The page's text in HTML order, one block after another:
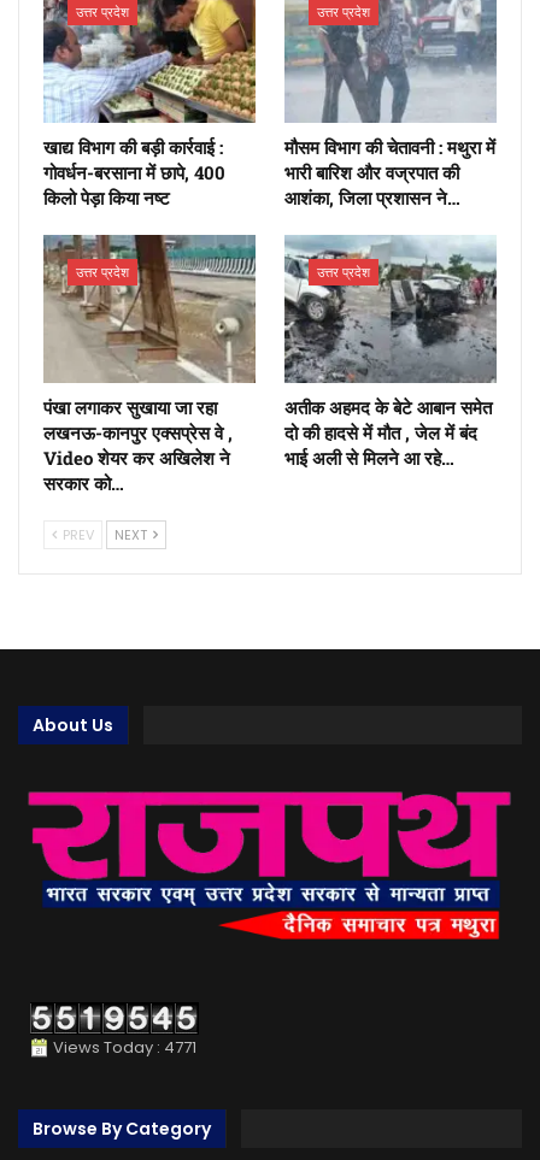
उत्तर प्रदेश
खाद्य विभाग की बड़ी कार्रवाई :
गोवर्धन-बरसाना में छापे, 400
किलो पेड़ा किया नष्ट
उत्तर प्रदेश
मौसम विभाग की चेतावनी : मथुरा में
भारी बारिश और वज्रपात की
आशंका, जिला प्रशासन ने…
उत्तर प्रदेश
पंखा लगाकर सुखाया जा रहा
लखनऊ-कानपुर एक्सप्रेस वे ,
Video शेयर कर अखिलेश ने
सरकार को…
उत्तर प्रदेश
अतीक अहमद के बेटे आबान समेत
दो की हादसे में मौत , जेल में बंद
भाई अली से मिलने आ रहे…
PREV NEXT
About Us
Views Today : 4771
Browse By Category